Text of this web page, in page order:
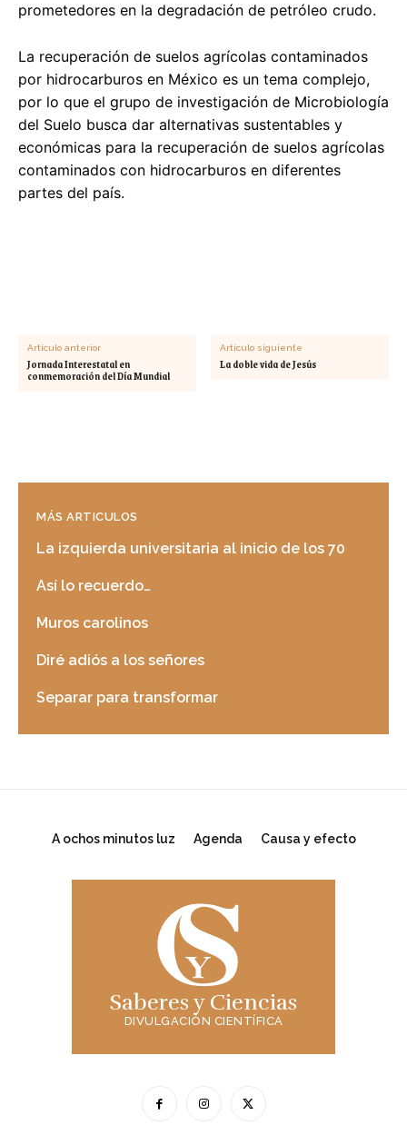
prometedores en la degradación de petróleo crudo.
La recuperación de suelos agrícolas contaminados
por hidrocarburos en México es un tema complejo,
por lo que el grupo de investigación de Microbiología
del Suelo busca dar alternativas sustentables y
económicas para la recuperación de suelos agrícolas
contaminados con hidrocarburos en diferentes
partes del país.
Artículo anterior
Jornada Interestatal en
conmemoración del Día Mundial
Artículo siguiente
La doble vida de Jesús
MÁS ARTICULOS
La izquierda universitaria al inicio de los 70
Así lo recuerdo…
Muros carolinos
Diré adiós a los señores
Separar para transformar
A ochos minutos luz Agenda Causa y efecto
Saberes y Ciencias
DIVULGACIÓN CIENTÍFICA